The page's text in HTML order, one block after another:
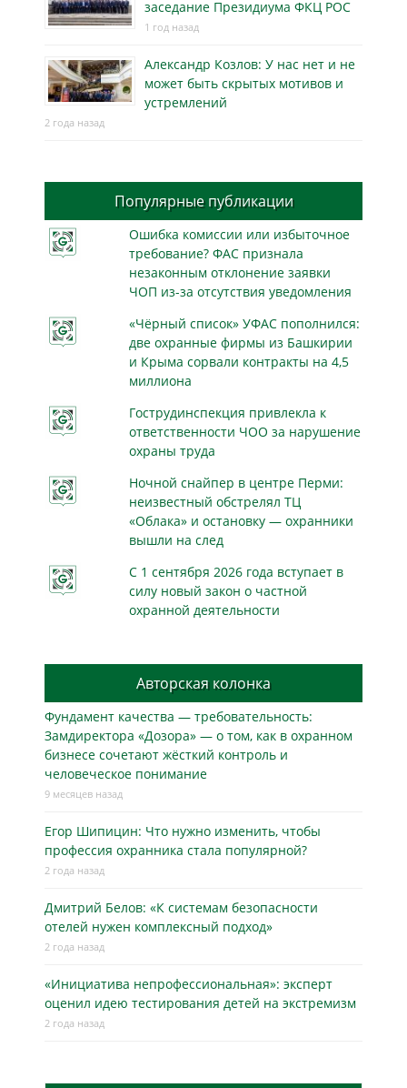
заседание Президиума ФКЦ РОС
1 год назад
Александр Козлов: У нас нет и не
может быть скрытых мотивов и
устремлений
2 года назад
Популярные публикации
Ошибка комиссии или избыточное
требование? ФАС признала
незаконным отклонение заявки
ЧОП из-за отсутствия уведомления
«Чёрный список» УФАС пополнился:
две охранные фирмы из Башкирии
и Крыма сорвали контракты на 4,5
миллиона
Гострудинспекция привлекла к
ответственности ЧОО за нарушение
охраны труда
Ночной снайпер в центре Перми:
неизвестный обстрелял ТЦ
«Облака» и остановку — охранники
вышли на след
С 1 сентября 2026 года вступает в
силу новый закон о частной
охранной деятельности
Авторская колонка
Фундамент качества — требовательность:
Замдиректора «Дозора» — о том, как в охранном
бизнесe сочетают жёсткий контроль и
человеческое понимание
9 месяцев назад
Егор Шипицин: Что нужно изменить, чтобы
профессия охранника стала популярной?
2 года назад
Дмитрий Белов: «К системам безопасности
отелей нужен комплексный подход»
2 года назад
«Инициатива непрофессиональная»: эксперт
оценил идею тестирования детей на экстремизм
2 года назад